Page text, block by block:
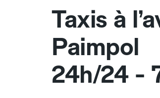
Taxis à
Paimpol
24h/24 -